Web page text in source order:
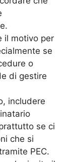
il motivo per
se
o
di gestire
includere
se ci
che si
PEC.